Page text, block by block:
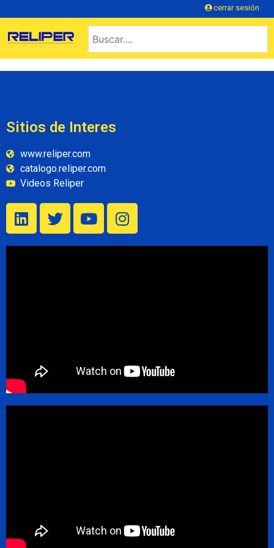
cerrar sesión
Sitios de Interes
www.reliper.com
catalogo.reliper.com
Videos Reliper